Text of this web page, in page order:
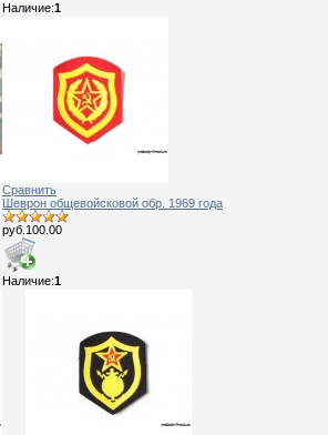
Наличие:1
Сравнить
Шеврон общевойсковой обр. 1969 года
руб.100.00
Наличие:1